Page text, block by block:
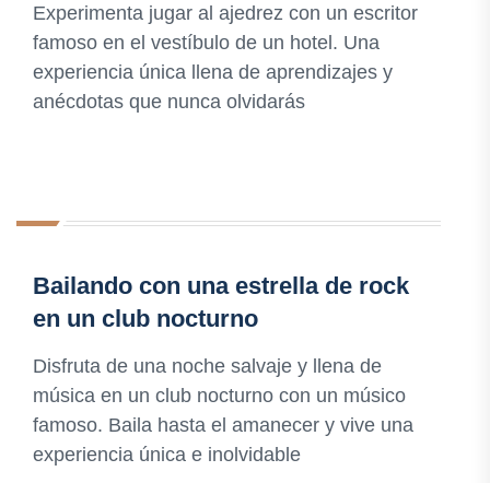
Experimenta jugar al ajedrez con un escritor
famoso en el vestíbulo de un hotel. Una
experiencia única llena de aprendizajes y
anécdotas que nunca olvidarás
Bailando con una estrella de rock
en un club nocturno
Disfruta de una noche salvaje y llena de
música en un club nocturno con un músico
famoso. Baila hasta el amanecer y vive una
experiencia única e inolvidable